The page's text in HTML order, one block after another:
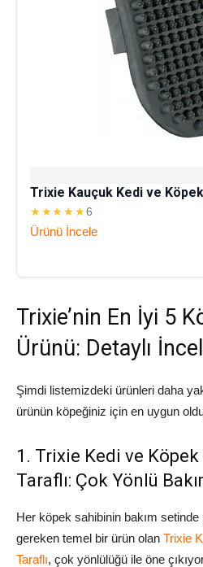
Trixie Kauçuk Kedi ve Köpek
★★★★★6
Ürünü İncele
Trixie’nin En İyi 5
Ürünü: Detaylı
Şimdi listemizdeki ürünleri daha
ürünün köpeğiniz için en uygun
1. Trixie Kedi ve Köpek
Taraflı: Çok Yönlü
Her köpek sahibinin bakım setinde
gereken temel bir ürün olan Trixie
Taraflı, çok yönlülüğü ile öne